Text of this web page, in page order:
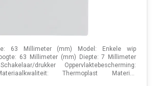
63 Millimeter (mm) Model: Enkele wip
63 Millimeter (mm) Diepte: 7 Millimeter
drukker Oppervlaktebescherming:
Thermoplast Materi...